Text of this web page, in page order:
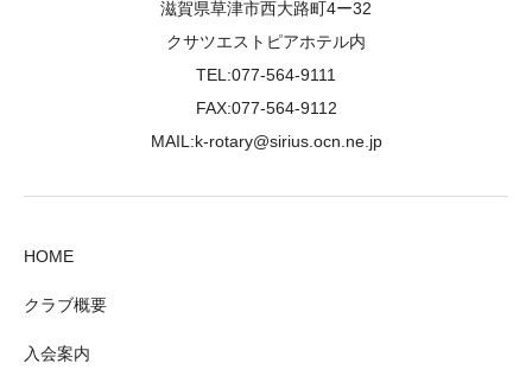
滋賀県草津市西大路町4ー32
クサツエストピアホテル内
TEL:077-564-9111
FAX:077-564-9112
MAIL:k-rotary@sirius.ocn.ne.jp
HOME
クラブ概要
入会案内